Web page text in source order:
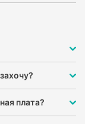
плата?